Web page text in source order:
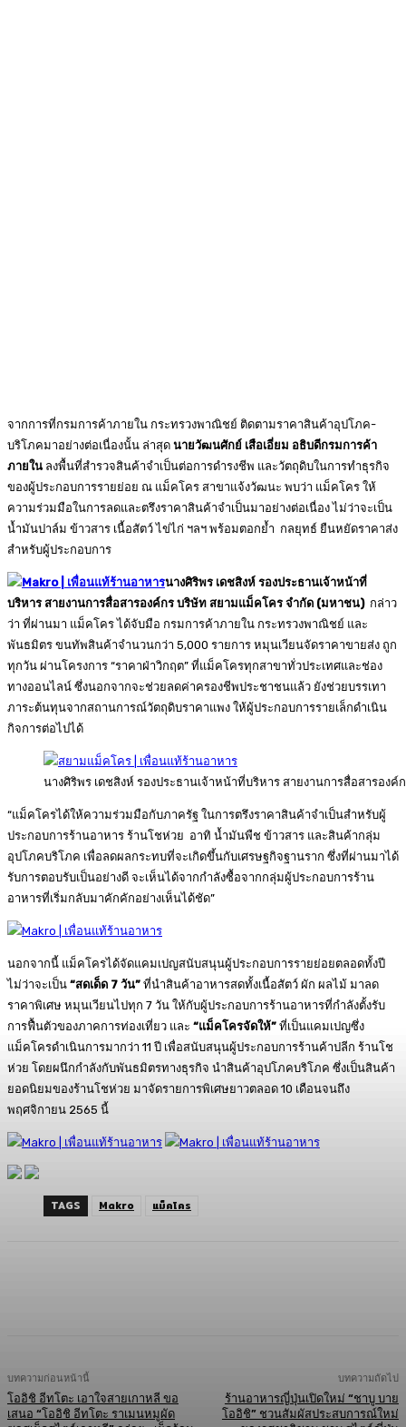
จากการที่กรมการค้าภายใน กระทรวงพาณิชย์ ติดตามราคาสินค้าอุปโภค-
บริโภคมาอย่างต่อเนื่องนั้น ล่าสุด นายวัฒนศักย์ เสือเอี่ยม อธิบดีกรมการค้า
ภายใน ลงพื้นที่สำรวจสินค้าจำเป็นต่อการดำรงชีพ และวัตถุดิบในการทำธุรกิจ
ของผู้ประกอบการรายย่อย ณ แม็คโคร สาขาแจ้งวัฒนะ พบว่า แม็คโคร ให้
ความร่วมมือในการลดและตรึงราคาสินค้าจำเป็นมาอย่างต่อเนื่อง ไม่ว่าจะเป็น
น้ำมันปาล์ม ข้าวสาร เนื้อสัตว์ ไข่ไก่ ฯลฯ พร้อมตอกย้ำ กลยุทธ์ ยืนหยัดราคาส่ง
สำหรับผู้ประกอบการ
นางศิริพร เดชสิงห์ รองประธานเจ้าหน้าที่
บริหาร สายงานการสื่อสารองค์กร บริษัท สยามแม็คโคร จำกัด (มหาชน)กล่าว
ว่า ที่ผ่านมา แม็คโคร ได้จับมือ กรมการค้าภายใน กระทรวงพาณิชย์ และ
พันธมิตร ขนทัพสินค้าจำนวนกว่า 5,000 รายการ หมุนเวียนจัดราคาขายส่ง ถูก
ทุกวัน ผ่านโครงการ “ราคาฝ่าวิกฤต” ที่แม็คโครทุกสาขาทั่วประเทศและช่อง
ทางออนไลน์ ซึ่งนอกจากจะช่วยลดค่าครองชีพประชาชนแล้ว ยังช่วยบรรเทา
ภาระต้นทุนจากสถานการณ์วัตถุดิบราคาแพง ให้ผู้ประกอบการรายเล็กดำเนิน
กิจการต่อไปได้
นางศิริพร เดชสิงห์ รองประธานเจ้าหน้าที่บริหาร สายงานการสื่อสารอ
“แม็คโครได้ให้ความร่วมมือกับภาครัฐ ในการตรึงราคาสินค้าจำเป็นสำหรับผู้
ประกอบการร้านอาหาร ร้านโชห่วย อาทิ น้ำมันพืช ข้าวสาร และสินค้ากลุ่ม
อุปโภคบริโภค เพื่อลดผลกระทบที่จะเกิดขึ้นกับเศรษฐกิจฐานราก ซึ่งที่ผ่านมาได้
รับการตอบรับเป็นอย่างดี จะเห็นได้จากกำลังซื้อจากกลุ่มผู้ประกอบการร้าน
อาหารที่เริ่มกลับมาคักคักอย่างเห็นได้ชัด”
นอกจากนี้ แม็คโครได้จัดแคมเปญสนับสนุนผู้ประกอบการรายย่อยตลอดทั้งปี
ไม่ว่าจะเป็น “สดเด็ด 7 วัน” ที่นำสินค้าอาหารสดทั้งเนื้อสัตว์ ผัก ผลไม้ มาลด
ราคาพิเศษ หมุนเวียนไปทุก 7 วัน ให้กับผู้ประกอบการร้านอาหารที่กำลังตั้งรับ
การฟื้นตัวของภาคการท่องเที่ยว และ “แม็คโครจัดให้” ที่เป็นแคมเปญซึ่ง
แม็คโครดำเนินการมากว่า 11 ปี เพื่อสนับสนุนผู้ประกอบการร้านค้าปลีก ร้านโช
ห่วย โดยผนึกกำลังกับพันธมิตรทางธุรกิจ นำสินค้าอุปโภคบริโภค ซึ่งเป็นสินค้า
ยอดนิยมของร้านโชห่วย มาจัดรายการพิเศษยาวตลอด 10 เดือนจนถึง
พฤศจิกายน 2565 นี้
TAGS Makro แม็คโคร
บทความก่อนหน้านี้
โออิชิ อีทโตะ เอาใจสายเกาหลี ขอ
เสนอ “โออิชิ อีทโตะ ราเมนหมูผัด
บทความถัดไป
ร้านอาหารญี่ปุ่นเปิดใหม่ “ชาบู บาย
โออิชิ” ชวนสัมผัสประสบการณ์ใหม่